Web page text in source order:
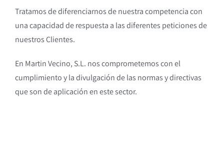
Tratamos de diferenciarnos de nuestra competencia con
una capacidad de respuesta a las diferentes peticiones de
nuestros Clientes.
En Martin Vecino, S.L. nos comprometemos con el
cumplimiento y la divulgación de las normas y directivas
que son de aplicación en este sector.